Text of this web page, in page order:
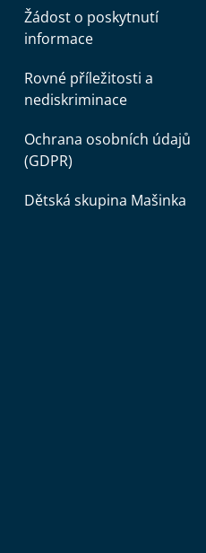
Žádost o poskytnutí
informace
Rovné příležitosti a
nediskriminace
Ochrana osobních údajů
(GDPR)
Dětská skupina Mašinka